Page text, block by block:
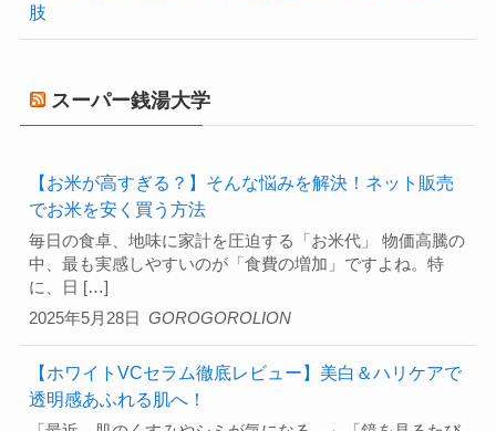
肢
スーパー銭湯大学
【お米が高すぎる？】そんな悩みを解決！ネット販売
でお米を安く買う方法
2025年5月28日
毎日の食卓、地味に家計を圧迫する「お米代」 物価高騰の
中、最も実感しやすいのが「食費の増加」ですよね。特
に、日 […]
GOROGOROLION
【ホワイトVCセラム徹底レビュー】美白＆ハリケアで
透明感あふれる肌へ！